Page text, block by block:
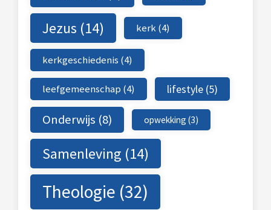
Jezus (14) kerk(4)
kerkgeschiedenis (4)
leefgemeenschap (4) lifestyle (5)
Onderwijs (8) opwekking (3)
Samenleving (14)
Theologie (32)